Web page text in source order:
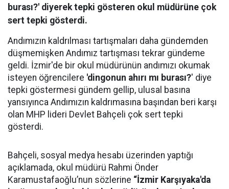
burası?' diyerek tepki gösteren okul müdürüne çok
sert tepki gösterdi.
Andımızın kaldrılması tartışmaları daha gündemden
düşmemişken Andımız tartışması tekrar gündeme
geldi. İzmir'de bir okul müdürünün andımızı okumak
isteyen öğrencilere 'dingonun ahırı mı burası?' diye
tepki göstermesi gündem gellip, ulusal basına
yansıyınca Andımızın kaldrımasına başından beri karşı
olan MHP lideri Devlet Bahçeli çok sert tepki
gösterdi.
Bahçeli, sosyal medya hesabı üzerinden yaptığı
açıklamada, okul müdürü Rahmi Önder
Karamustafaoğlu’nun sözlerine “İzmir Karşıyaka'da